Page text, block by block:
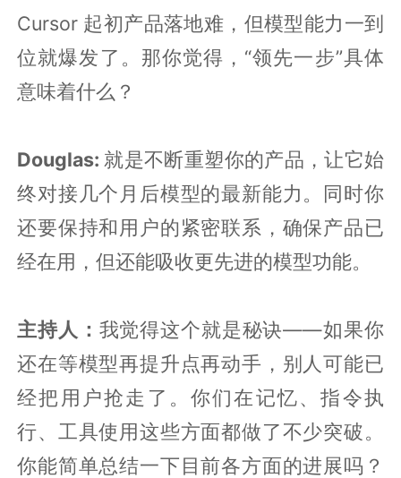
Cursor 起初产品落地难，但模型能力一到
位就爆发了。那你觉得，“领先一步”具体
意味着什么？
Douglas: 就是不断重塑你的产品，让它始
终对接几个月后模型的最新能力。同时你
还要保持和用户的紧密联系，确保产品已
经在用，但还能吸收更先进的模型功能。
主持人： 我觉得这个就是秘诀——如果你
还在等模型再提升点再动手，别人可能已
经把用户抢走了。你们在记忆、指令执
行、工具使用这些方面都做了不少突破。
你能简单总结一下目前各方面的进展吗？